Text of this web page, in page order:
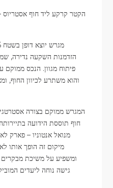
הזדמנות השקעה נדירה,
פיתוח מגוון. הנכס
והוא משתרע לכיוון החוף,
מנואל אנטוניו – פארק
מיקום זה הופך אותו
ומשפיע על משיכת מבקרים
גישה נוחה ליעדים